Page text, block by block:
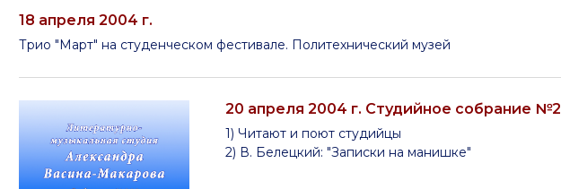
18 апреля 2004 г.
Трио "Март" на студенческом фестивале. Политехнический музей
20 апреля 2004 г. Студийное собрание
1) Читают и поют студийцы
2) В. Белецкий: "Записки на манишке"